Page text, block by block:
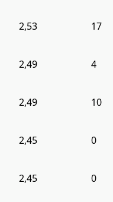
2,53 17
2,49 4
2,49 10
2,45 0
2,45 0